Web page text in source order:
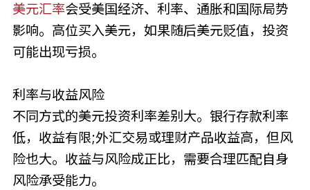
美元汇率会受美国经济、利率、通胀和国际局势
影响。高位买入美元，如果随后美元贬值，投资
可能出现亏损。
利率与收益风险
不同方式的美元投资利率差别大。银行存款利率
低，收益有限;外汇交易或理财产品收益高，但风
险也大。收益与风险成正比，需要合理匹配自身
风险承受能力。